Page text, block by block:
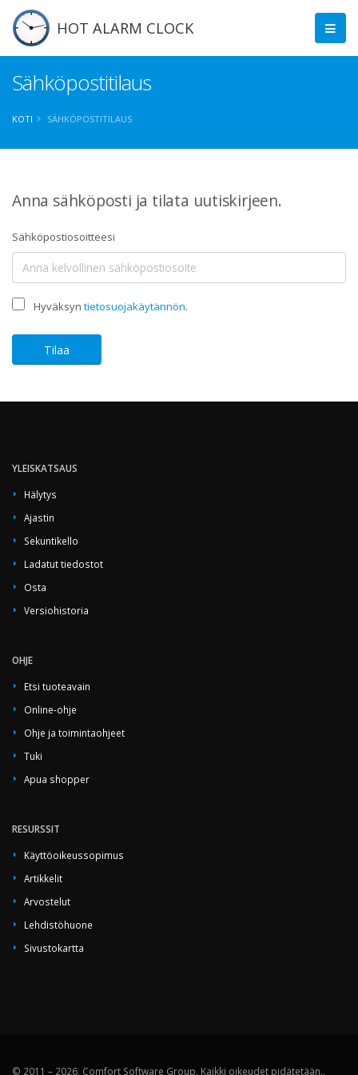
HOT ALARM CLOCK
Sähköpostitilaus
KOTI SÄHKÖPOSTITILAUS
Anna sähköposti ja tilata uutiskirjeen.
Sähköpostiosoitteesi
Hyväksyn tietosuojakäytännön.
Tilaa
YLEISKATSAUS
Hälytys
Ajastin
Sekuntikello
Ladatut tiedostot
Osta
Versiohistoria
OHJE
Etsi tuoteavain
Online-ohje
Ohje ja toimintaohjeet
Tuki
Apua shopper
RESURSSIT
Käyttöoikeussopimus
Artikkelit
Arvostelut
Lehdistöhuone
Sivustokartta
© 2011 – 2026, Comfort Software Group, Kaikki oikeudet pidätetään..